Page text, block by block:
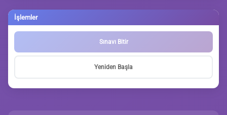
İşlemler
Sınavı Bitir
Yeniden Başla